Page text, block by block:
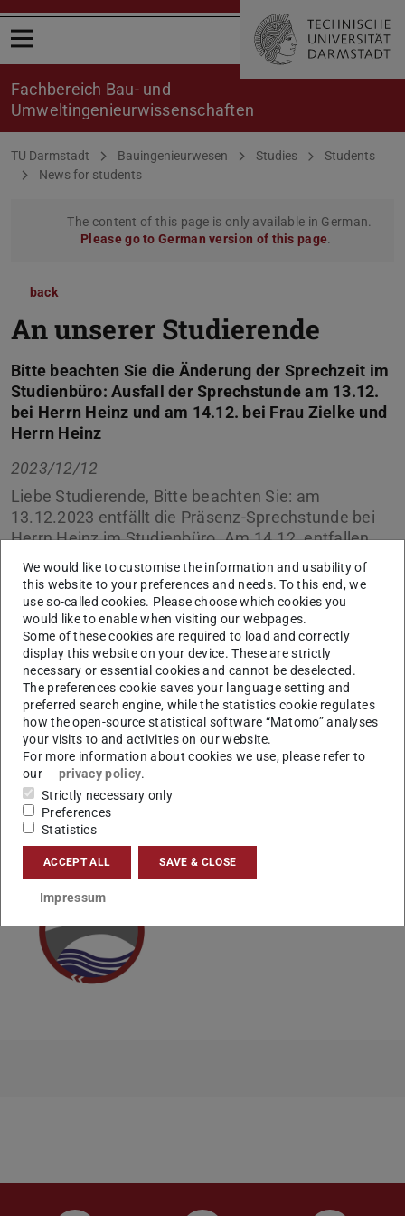
Open menu
Fachbereich Bau- und
Umweltingenieurwissenschaften
You are here:
TU Darmstadt Bauingenieurwesen Studies
Students
News for students
The content of this page is only available in German.
Please go to German version of this page.
back
An unserer Studierende
Bitte beachten Sie die Änderung der Sprechzeit im
Studienbüro: Ausfall der Sprechstunde am 13.12.
bei Herrn Heinz und am 14.12. bei Frau Zielke und
Herrn Heinz
2023/12/12
Liebe Studierende, Bitte beachten Sie: am
13.12.2023 entfällt die Präsenz-Sprechstunde bei
Herrn Heinz im Studienbüro. Am 14.12. entfallen
die Telefonsprechstunden bei Frau Zielke und Herrn
Heinz.
In dieser Zeit schreiben Sie uns einfach eine E-Mail an
uns über unser
Kontaktformular, wir kümmern uns
schnellstmöglich um Ihr Anliegen.
Vielen Dank.
Ihr Studienbüro
We would like to customise the information and usability of
this website to your preferences and needs. To this end, we
use so-called cookies. Please choose which cookies you
would like to enable when visiting our webpages.
Some of these cookies are required to load and correctly
display this website on your device. These are strictly
necessary or essential cookies and cannot be deselected.
The preferences cookie saves your language setting and
preferred search engine, while the statistics cookie regulates
how the open-source statistical software “Matomo” analyses
your visits to and activities on our website.
For more information about cookies we use, please refer to
our
privacy policy.
Strictly necessary only
Preferences
Statistics
ACCEPT ALL SAVE & CLOSE
Impressum